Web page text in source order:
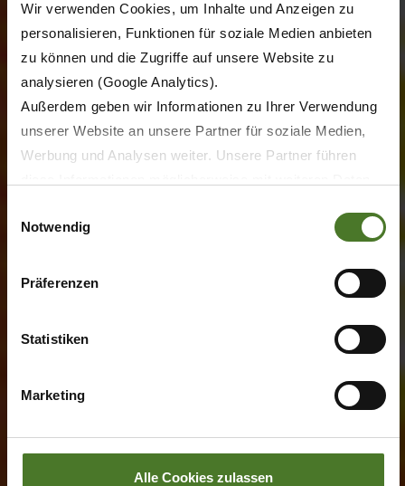
Wir verwenden Cookies, um Inhalte und Anzeigen zu
personalisieren, Funktionen für soziale Medien anbieten
zu können und die Zugriffe auf unsere Website zu
analysieren (Google Analytics).
Außerdem geben wir Informationen zu Ihrer Verwendung
unserer Website an unsere Partner für soziale Medien,
Werbung und Analysen weiter. Unsere Partner führen
im Rahmen Ihrer Nutzung der Dienste gesammelt haben.
in Drittländern außerhalb der EU mit abweichenden
Datenschutzbestimmungen ein, wodurch das Risiko von
behördlichen Zugriffen bzw. von Kontrollverlust bzgl.
Impressum
Notwendig
Präferenzen
Statistiken
Marketing
Alle Cookies zulassen